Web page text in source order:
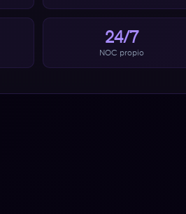
24/7
NOC propio